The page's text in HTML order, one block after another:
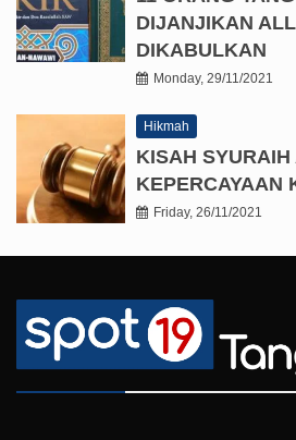
DIJANJIKAN
DIKABULKAN
Monday, 29/11/2021
Hikmah
KISAH
KEPERCAYAAN
Friday, 26/11/2021